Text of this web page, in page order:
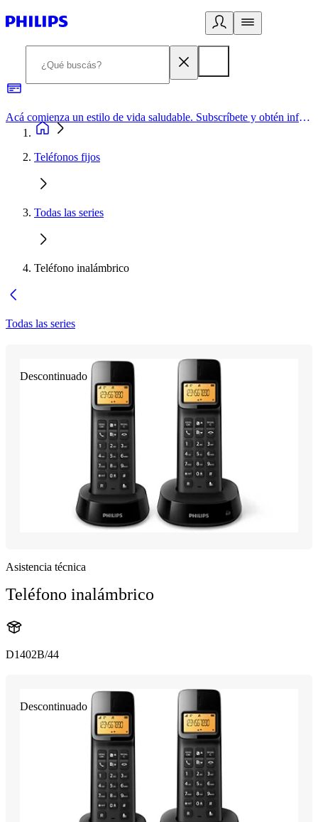
Acá comienza un estilo de vida saludable. Subscríbete y obtén información de primera mano
Teléfonos fijos
Todas las series
Teléfono inalámbrico
Todas las series
Descontinuado
Asistencia técnica
Teléfono inalámbrico
D1402B/44
Descontinuado